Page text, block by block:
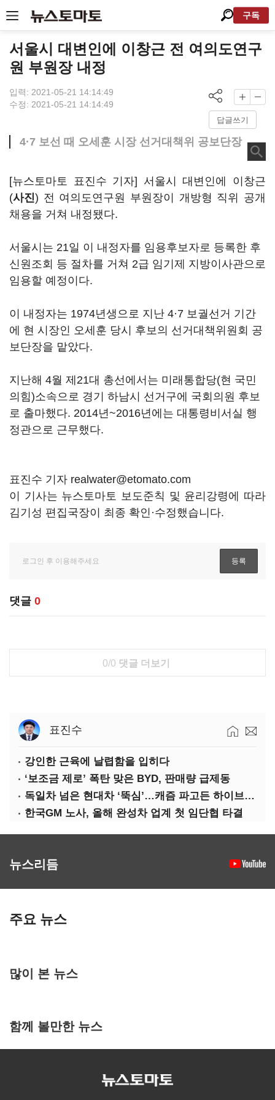
구독
서울시 대변인에 이창근 전 여의도연구
원 부원장 내정
입력: 2021-05-21 14:14:49
수정: 2021-05-21 14:14:49
답글쓰기
4·7 보선 때 오세훈 시장 선거대책위 공보단장
[뉴스토마토 표진수 기자] 서울시 대변인에 이창근
(사진) 전 여의도연구원 부원장이 개방형 직위 공개
채용을 거쳐 내정됐다.
서울시는 21일 이 내정자를 임용후보자로 등록한 후
신원조회 등 절차를 거쳐 2급 임기제 지방이사관으로
임용할 예정이다.
이 내정자는 1974년생으로 지난 4·7 보궐선거 기간
에 현 시장인 오세훈 당시 후보의 선거대책위원회 공
보단장을 맡았다.
지난해 4월 제21대 총선에서는 미래통합당(현 국민
의힘)소속으로 경기 하남시 선거구에 국회의원 후보
로 출마했다. 2014년~2016년에는 대통령비서실 행
정관으로 근무했다.
표진수 기자 realwater@etomato.com
이 기사는 뉴스토마토 보도준칙 및 윤리강령에 따라
김기성 편집국장이 최종 확인·수정했습니다.
댓글 0
0/0 댓글 더보기
표진수
강인한 근육에 날렵함을 입히다
‘보조금 제로’ 폭탄 맞은 BYD, 판매량 급제동
독일차 넘은 현대차 ‘뚝심’…캐즘 파고든 하이브리드 역전극
한국GM 노사, 올해 완성차 업계 첫 임단협 타결
뉴스리듬
주요 뉴스
많이 본 뉴스
함께 볼만한 뉴스